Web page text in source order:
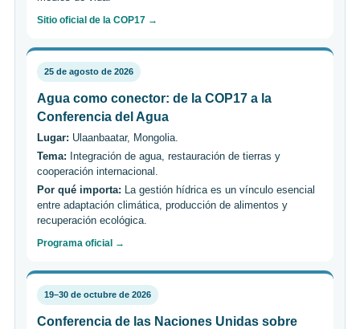
Sitio oficial de la COP17 →
25 de agosto de 2026
Agua como conector: de la COP17 a la
Conferencia del Agua
Lugar: Ulaanbaatar, Mongolia.
Tema: Integración de agua, restauración de tierras y
cooperación internacional.
Por qué importa: La gestión hídrica es un vínculo esencial
entre adaptación climática, producción de alimentos y
recuperación ecológica.
Programa oficial →
19–30 de octubre de 2026
Conferencia de las Naciones Unidas sobre